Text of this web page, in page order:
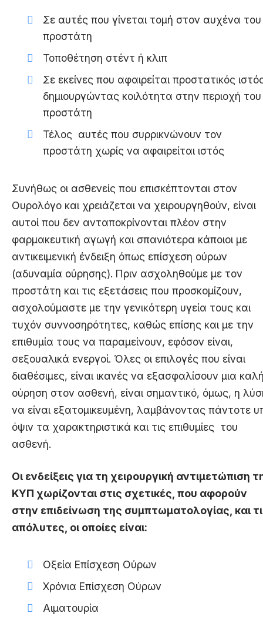
Σε αυτές που γίνεται τομή στον αυχένα του
προστάτη
Τοποθέτηση στέντ ή κλιπ
Σε εκείνες που αφαιρείται προστατικός
δημιουργώντας κοιλότητα στην περιοχή του
προστάτη
Τέλος αυτές που συρρικνώνουν τον
προστάτη χωρίς να αφαιρείται ιστός
Συνήθως οι ασθενείς που επισκέπτονται στον
Ουρολόγο και χρειάζεται να χειρουργηθούν, είναι
αυτοί που δεν ανταποκρίνονται πλέον στην
φαρμακευτική αγωγή και σπανιότερα κάποιοι με
αντικειμενική ένδειξη όπως επίσχεση ούρων
(αδυναμία ούρησης). Πριν ασχοληθούμε με τον
προστάτη και τις εξετάσεις που προσκομίζουν,
ασχολούμαστε με την γενικότερη υγεία τους και
τυχόν συννοσηρότητες, καθώς επίσης και με την
επιθυμία τους να παραμείνουν, εφόσον είναι,
σεξουαλικά ενεργοί. Όλες οι επιλογές που είναι
διαθέσιμες, είναι ικανές να εξασφαλίσουν μια
ούρηση στον ασθενή, είναι σημαντικό, όμως, η
να είναι εξατομικευμένη, λαμβάνοντας πάντοτε
όψιν τα χαρακτηριστικά και τις επιθυμίες του
ασθενή.
Οι ενδείξεις για τη χειρουργική αντιμετώπιση
ΚΥΠ χωρίζονται στις σχετικές, που αφορούν
στην επιδείνωση της συμπτωματολογίας, και
απόλυτες, οι οποίες είναι:
Οξεία Επίσχεση Ούρων
Χρόνια Επίσχεση Ούρων
Αιματουρία